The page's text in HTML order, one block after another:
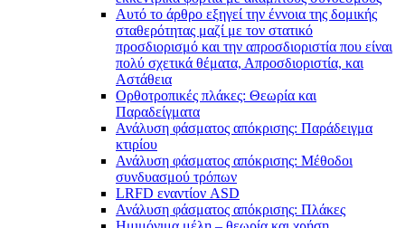
Αυτό το άρθρο εξηγεί την έννοια της δομικής
σταθερότητας μαζί με τον στατικό
προσδιορισμό και την απροσδιοριστία που είναι
πολύ σχετικά θέματα, Απροσδιοριστία, και
Αστάθεια
Ορθοτροπικές πλάκες: Θεωρία και
Παραδείγματα
Ανάλυση φάσματος απόκρισης: Παράδειγμα
κτιρίου
Ανάλυση φάσματος απόκρισης: Μέθοδοι
συνδυασμού τρόπων
LRFD εναντίον ASD
Ανάλυση φάσματος απόκρισης: Πλάκες